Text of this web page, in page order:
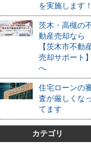
を実施します！
茨木・高槻の
動産売却なら
【茨木市不動
売却サポート】
へ
住宅ローンの
査が厳しくなっ
てます
カテゴリ